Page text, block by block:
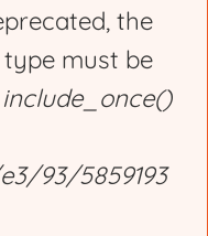
the
must be
include_once()
93/5859193